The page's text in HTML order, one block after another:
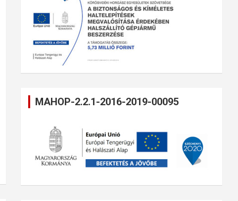
MAHOP-2.2.1-2016-2019-00095